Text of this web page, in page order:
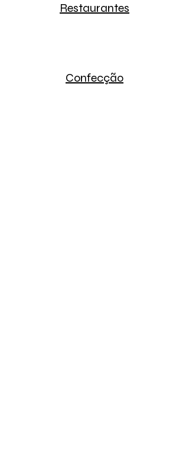
Restaurantes
Confecção